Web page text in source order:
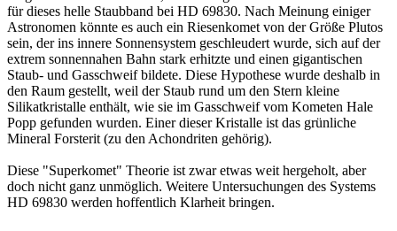
für dieses helle Staubband bei HD 69830. Nach Meinung einiger
Astronomen könnte es auch ein Riesenkomet von der Größe Plutos
sein, der ins innere Sonnensystem geschleudert wurde, sich auf der
extrem sonnennahen Bahn stark erhitzte und einen gigantischen
Staub- und Gasschweif bildete. Diese Hypothese wurde deshalb in
den Raum gestellt, weil der Staub rund um den Stern kleine
Silikatkristalle enthält, wie sie im Gasschweif vom Kometen Hale
Popp gefunden wurden. Einer dieser Kristalle ist das grünliche
Mineral Forsterit (zu den Achondriten gehörig).
Diese "Superkomet" Theorie ist zwar etwas weit hergeholt, aber
doch nicht ganz unmöglich. Weitere Untersuchungen des Systems
HD 69830 werden hoffentlich Klarheit bringen.